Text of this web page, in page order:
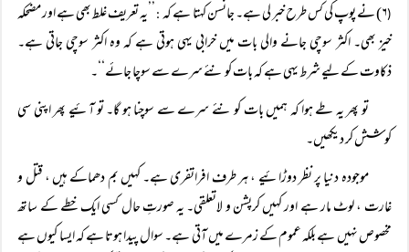
(۶) نے پوپ کی کس طرح خبر لی ہے۔ جانسن کہتا ہے کہ :
’’یہ تعریف غلط بھی ہے اور مضحکہ
خیز بھی۔ اکثر سوچی جانے والی بات میں خرابی یہی ہوتی ہے کہ وہ اکثر سوچی جاتی ہے۔
ذکاوت کے لیے شرط یہی ہے کہ بات کو نئے سرے سے سوچا جائے‘‘۔
تو پھر یہ طے ہوا کہ ہمیں بات کو نئے سرے سے سوچنا ہو گا۔ تو آئیے پھر اپنی سی
کوشش کر دیکھیں۔
موجودہ دنیا پر نظر دوڑائیے ، ہر طرف افراتفری ہے۔ کہیں بم دھماکے ہیں ، قتل و
غارت ، لوٹ مار ہے اور کہیں کرپشن و لاتعلقی۔ یہ صورتِ حال کسی ایک خطے کے ساتھ
مخصوص نہیں ہے بلکہ عموم کے زمرے میں آتی ہے۔ سوال پیدا ہوتا ہے کہ ایسا کیوں ہے